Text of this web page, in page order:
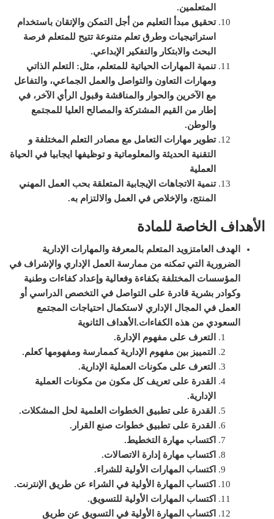
المتعلمين.
تحقيق مبدأ
التعليم من أجل التمكن والإتقان باستخدام
استراتيجيات وطرق تعلم متنوعة تتيح للمتعلم فرصة
البحث والابتكار والتفكير الإبداعي.
تنمية المهارات الحياتية للمتعلم، مثل:
التعلم الذاتي
ومهارات التعاون والتواصل والعمل الجماعي، والتفاعل
مع الآخرين والحوار والمناقشة وقبول الرأي الآخر ، في
إطار من القيم المشتركة والمصالح العليا للمجتمع
والوطن.
تطوير مهارات التعامل مع مصادر التعلم المختلفة و
التقنية الحديثة والمعلوماتية و توظيفها ايجابيا في الحياة
العملية
تنمية الاتجاهات الإيجابية المتعلقة بحب العمل المهني
المنتج، والإخلاص في العمل والالتزام به.
الأهداف الخاصة للمادة
الهدف العامتزويد المتعلم بالمعرفة والمهارات الإدارية
الضرورية التي تمكنه من ممارسة العمل الإداري والإشراف في
المؤسسات المختلفة بكفاءة وفعالية وإعداد كفاءات وطنية
وكوادر بشرية قادرة على التواصل في التخصص الدراسي أو
العمل في المجال الإداري لاستكمال احتياجات المجتمع
السعودي من هذه الكفاءات. الأهداف الثانوية
التعرف على مفهوم الإدارة.
التمييز بين مفهوم الإدارية كممارسة ومفهومها كعلم.
التعرف على مكونات العملية الإدارية.
القدرة على تعريف كل مكون من مكونات العملية
الإدارية.
القدرة على تطبيق الخطوات العلمية لحل المشكلات.
القدرة على تطبيق خطوات صنع القرار.
اكتساب مهارة التخطيط.
اكتساب مهارة إدارة الاتصالات.
اكتساب المهارات الأولية للشراء.
اكتساب المهارة الأولية في الشراء عن طريق الإنترنت.
اكتساب المهارات الأولية للتسويق.
اكتساب المهارة الأولية في التسويق عن طريق